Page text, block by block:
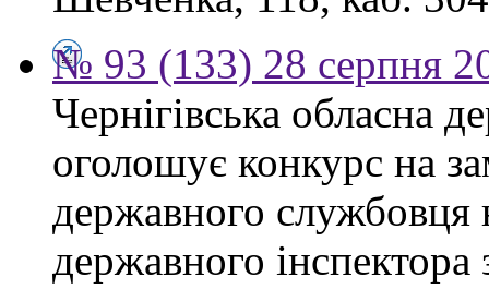
№ 93 (133) 28 серпня
Чернігівська обласна
оголошує конкурс на
державного службовця
державного